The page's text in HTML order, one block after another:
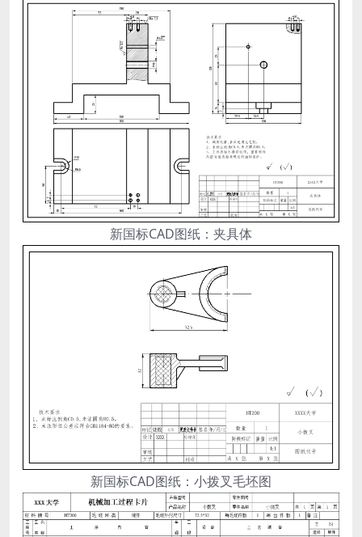
新国标CAD图纸：夹具体
新国标CAD图纸：小拨叉毛坯图